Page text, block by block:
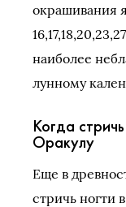
окрашивания
наиболее
лунному
Когда
Оракулу
Еще в
стричь ногти